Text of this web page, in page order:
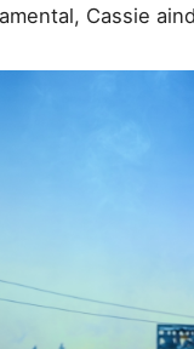
Cassie